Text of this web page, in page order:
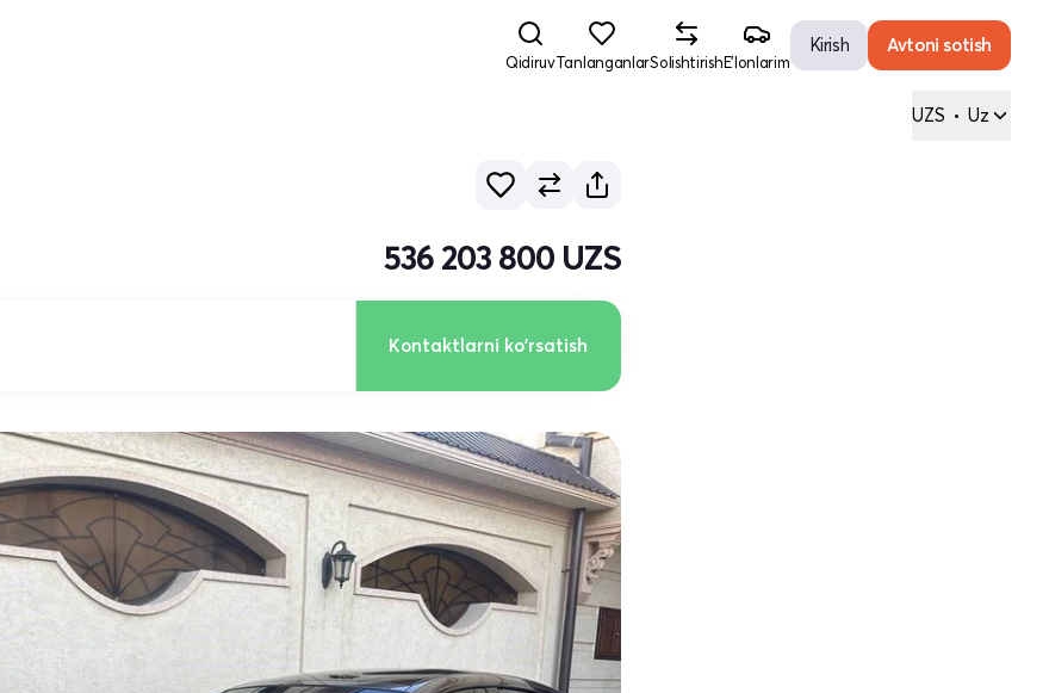
QidiruvTanlanganlarSolishtirishE'lonlarim
Kirish Avtoni sotish
UZS • Uz
536 203 800 UZS
Kontaktlarni ko'rsatish